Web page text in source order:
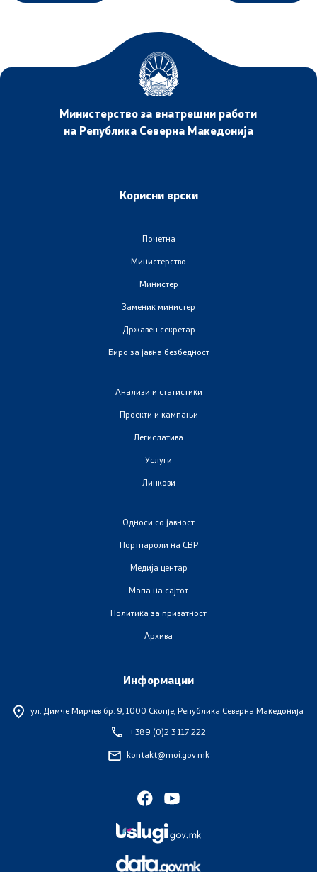
Министерство за внатрешни работи
на Република Северна Македонија
Корисни врски
Почетна
Министерство
Министер
Заменик министер
Државен секретар
Биро за јавна безбедност
Анализи и статистики
Проекти и кампањи
Легислатива
Услуги
Линкови
Односи со јавност
Портпароли на СВР
Медија центар
Мапа на сајтот
Политика за приватност
Архива
Информации
ул. Димче Мирчев бр. 9, 1000 Скопје, Република Северна Македонија
+389 (0)2 3 117 222
kontakt@moi.gov.mk